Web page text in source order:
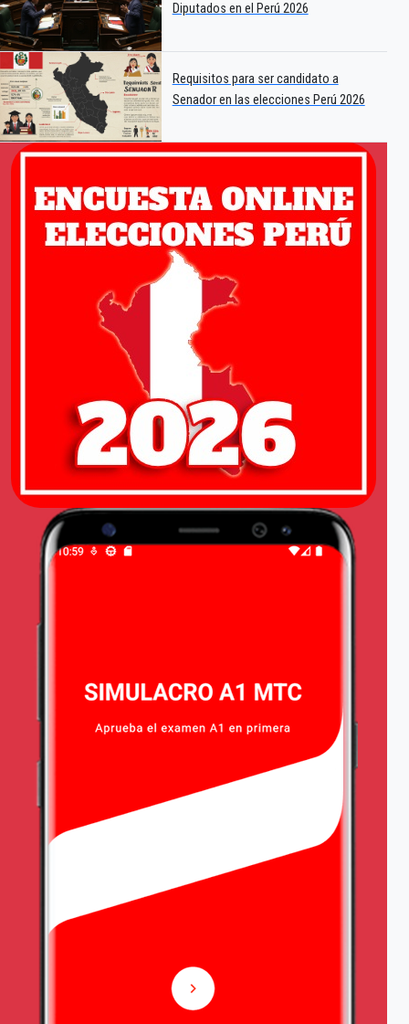
Diputados en el Perú 2026
Requisitos para ser candidato a
Senador en las elecciones Perú 2026